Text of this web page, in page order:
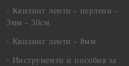
Квилинг ленти - перлени -
3мм - 30см.
Квилинг ленти - 8мм
Инструменти и пособия за